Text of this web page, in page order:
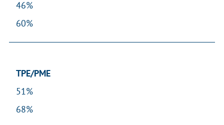
46%
60%
TPE/PME
51%
68%